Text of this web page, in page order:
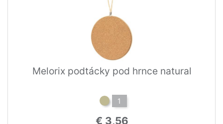
Melorix podtácky pod hrnce natural
1
€ 3,56